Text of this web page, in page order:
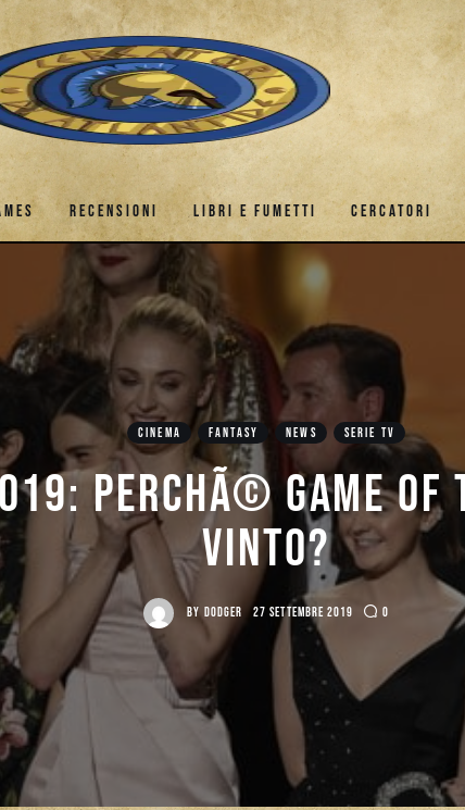
RECENSIONI LIBRI E FUMETTI CERCATORI
RECENSIONI LIBRI E FUMETTI
CINEMA FANTASY NEWS SERIE TV
perchÃ© Game of
vinto?
BY DODGER 27 SETTEMBRE 2019 0